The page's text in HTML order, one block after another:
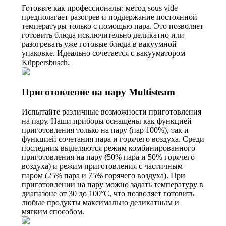
Готовьте как профессионалы: метод sous vide
предполагает разогрев и поддержание постоянной
температуры только с помощью пара. Это позволяет
готовить блюда исключительно деликатно или
разогревать уже готовые блюда в вакуумной
упаковке. Идеально сочетается с вакууматором
Küppersbusch.
Приготовление на пару Multisteam
Испытайте различные возможности приготовления
на пару. Наши приборы оснащены как функцией
приготовления только на пару (пар 100%), так и
функцией сочетания пара и горячего воздуха. Среди
последних выделяются режим комбинированного
приготовления на пару (50% пара и 50% горячего
воздуха) и режим приготовления с частичным
паром (25% пара и 75% горячего воздуха). При
приготовлении на пару можно задать температуру в
диапазоне от 30 до 100°C, что позволяет готовить
любые продукты максимально деликатным и
мягким способом.